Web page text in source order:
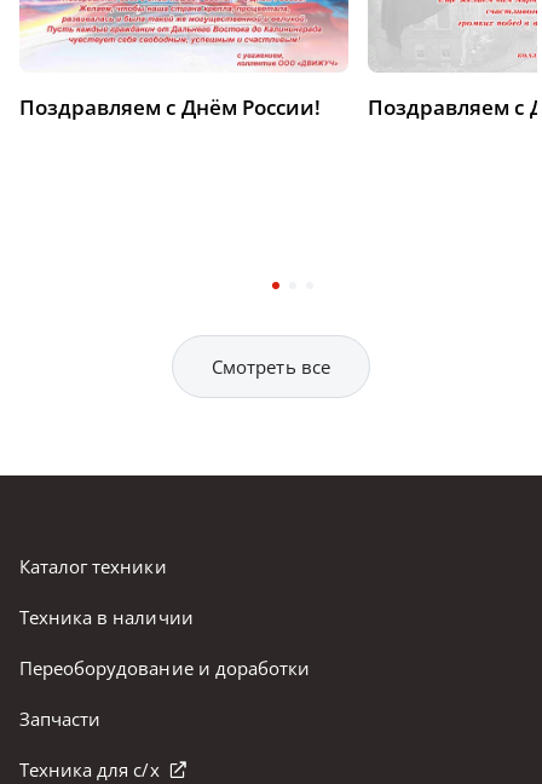
Поздравляем с Днём России! Поздравляем с
Смотреть все
Каталог техники
Техника в наличии
Переоборудование и доработки
Запчасти
Техника для с/х